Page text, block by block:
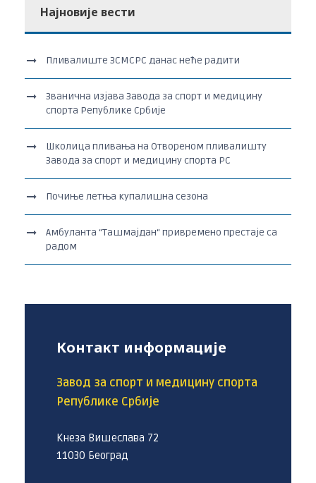
Најновије вести
Пливалиште ЗСМСРС данас неће радити
Званична изјава Завода за спорт и медицину
спорта Републике Србије
Школица пливања на Отвореном пливалишту
Завода за спорт и медицину спорта РС
Почиње летња купалишна сезона
Амбуланта “Ташмајдан“ привремено престаје са
радом
Контакт информације
Завод за спорт и медицину спорта
Републике Србије
Кнеза Вишеслава 72
11030 Београд